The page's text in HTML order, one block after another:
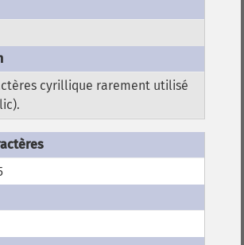
cyrillique rarement utilisé